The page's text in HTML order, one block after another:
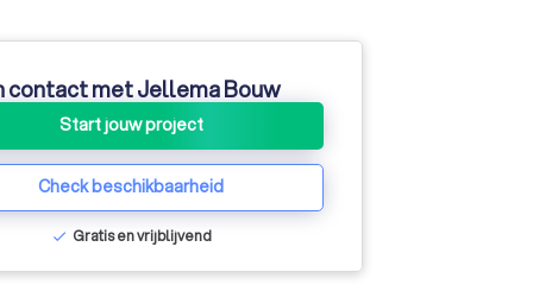
contact met Jellema Bouw
Start jouw project
Check beschikbaarheid
check Gratis en vrijblijvend